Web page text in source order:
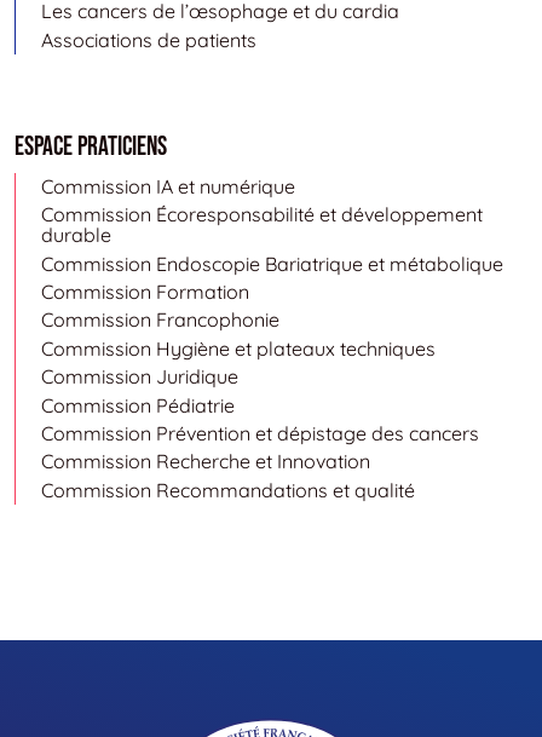
Les cancers de l’œsophage et du cardia
Associations de patients
Espace Praticiens
Commission IA et numérique
Commission Écoresponsabilité et développement
durable
Commission Endoscopie Bariatrique et métabolique
Commission Formation
Commission Francophonie
Commission Hygiène et plateaux techniques
Commission Juridique
Commission Pédiatrie
Commission Prévention et dépistage des cancers
Commission Recherche et Innovation
Commission Recommandations et qualité